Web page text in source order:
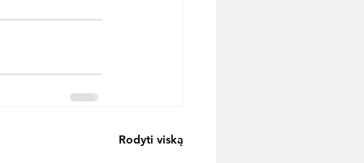
Rodyti viską